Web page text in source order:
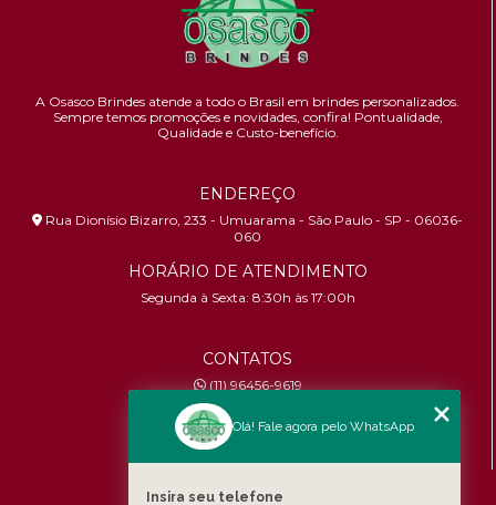
A Osasco Brindes atende a todo o Brasil em brindes personalizados.
Sempre temos promoções e novidades, confira! Pontualidade,
Qualidade e Custo-benefício.
ENDEREÇO
Rua Dionísio Bizarro, 233 - Umuarama - São Paulo - SP - 06036-
060
HORÁRIO DE ATENDIMENTO
Segunda à Sexta: 8:30h às 17:00h
CONTATOS
(11) 96456-9619
contato@osascobrindes.com.br
CNPJ:26.434.153/0001-30
MENU
Olá! Fale agora pelo WhatsApp
Insira seu telefone